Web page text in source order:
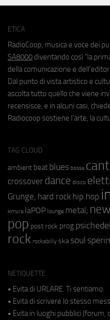
ETICA
RadioCoop, musica e voce dei
SA8000 diventando così "la
della comunicazione e
Dal punto di vista artistico e
ascolta tutto quello che viene
recensisce, e in alcuni casi,
Radiocoop sostiene l'arte, la
TAG CLOUD
ambient beat blues bossa
crossover dance disco
Grunge; hard rock hip hop
kimura laPOP lounge metal;
pop post rock prog
rock rockabilly ska soul
NETIQUETTE
• Evita di URLARE. Ti sentiamo.
• Evita di scrivere lo stesso
• Evita in luoghi pubblici